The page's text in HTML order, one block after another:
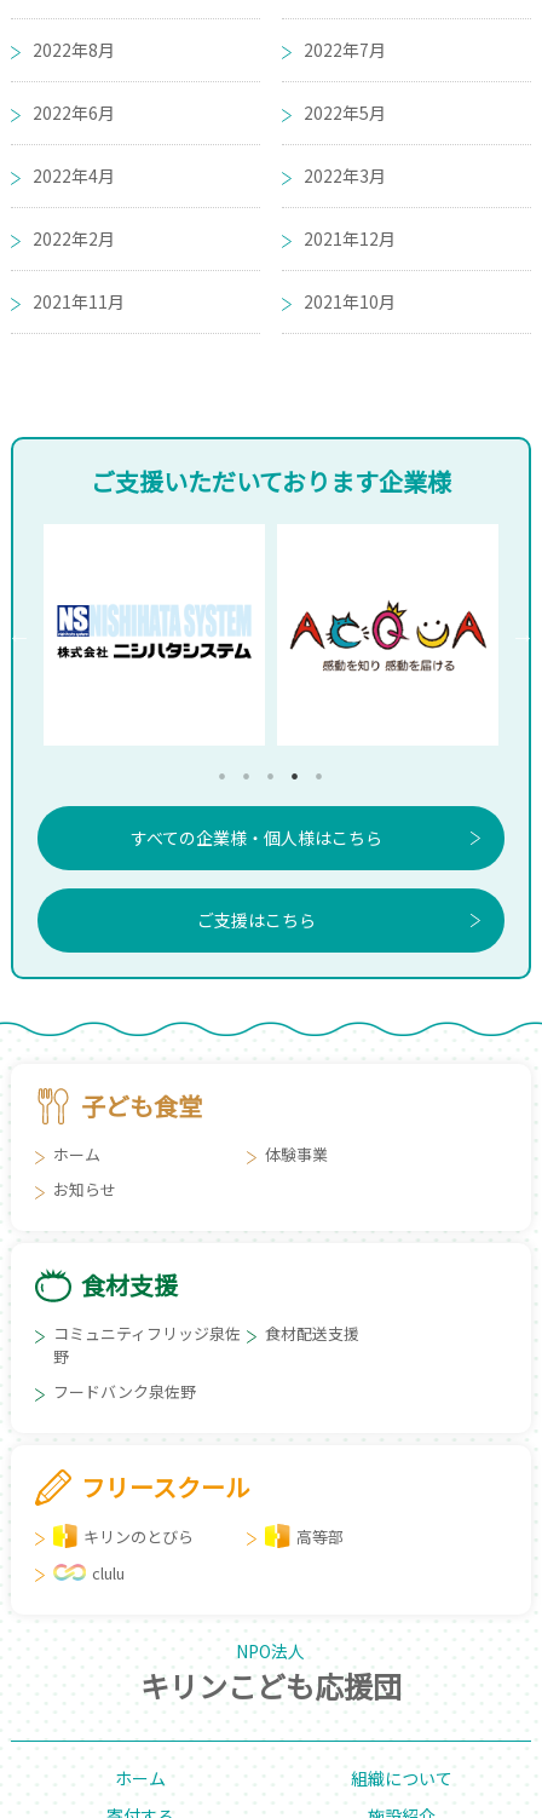
2022年8月 2022年7月
2022年6月 2022年5月
2022年4月 2022年3月
2022年2月 2021年12月
2021年11月 2021年10月
ご支援いただいております企業様
すべての企業様・個人様はこちら
ご支援はこちら
子ども食堂
ホーム
体験事業
お知らせ
食材支援
コミュニティフリッジ泉佐
野
食材配送支援
フードバンク泉佐野
フリースクール
キリンのとびら
高等部
clulu
NPO法人
キリンこども応援団
ホーム
組織について